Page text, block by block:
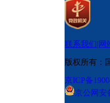
联系我们|网
版权所有：
京ICP备
京公网安